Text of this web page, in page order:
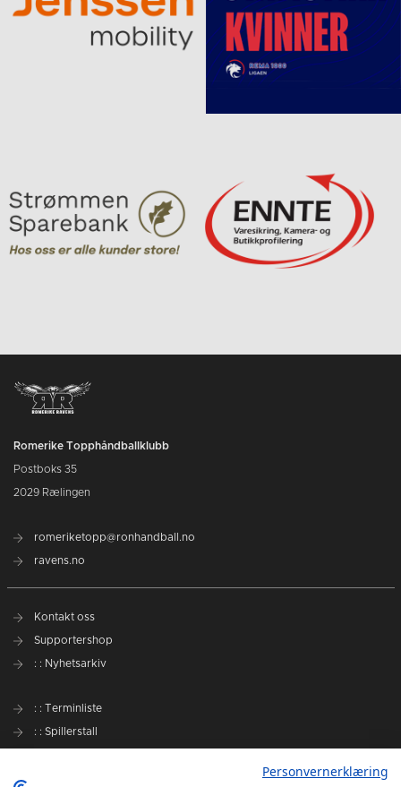
Romerike Topphåndballklubb
Postboks 35
2029 Rælingen
romeriketopp@ronhandball.no
ravens.no
Kontakt oss
Supportershop
: : Nyhetsarkiv
: : Terminliste
: : Spillerstall
Personvernerklæring